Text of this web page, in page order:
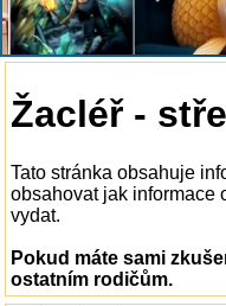
Žacléř -
Tato stránka obsahuje
obsahovat jak informace
vydat.
Pokud máte sami
ostatním rodičům.